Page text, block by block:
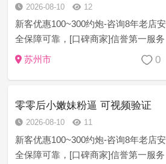
2026-08-10 12
新客优惠100~300约炮-咨询8年老店安
全保障可靠，[口碑商家]信誉第一服务
至上安全保密任何意见建议或者技师
萝莉空姐等资源充足 诚...
苏州市 0
零零后小嫩妹粉逼 可视频验证
2026-08-10 11
新客优惠100~300约炮-咨询8年老店安
全保障可靠，[口碑商家]信誉第一服务